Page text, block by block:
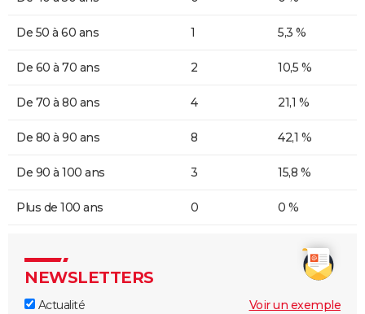
De 50 à 60 ans 1 5,3 %
De 60 à 70 ans 2 10,5 %
De 70 à 80 ans 4 21,1 %
De 80 à 90 ans 8 42,1 %
De 90 à 100 ans 3 15,8 %
Plus de 100 ans 0 0 %
NEWSLETTERS
Actualité
Voir un exemple